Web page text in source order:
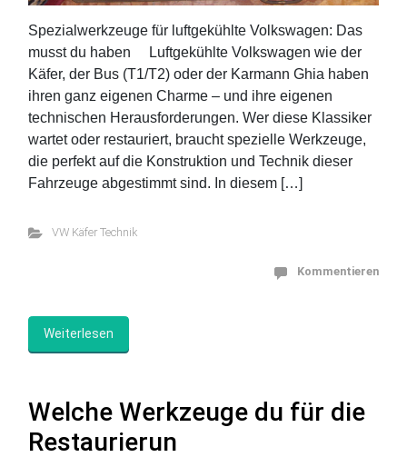
Spezialwerkzeuge für luftgekühlte Volkswagen: Das
musst du haben Luftgekühlte Volkswagen wie der
Käfer, der Bus (T1/T2) oder der Karmann Ghia haben
ihren ganz eigenen Charme – und ihre eigenen
technischen Herausforderungen. Wer diese Klassiker
wartet oder restauriert, braucht spezielle Werkzeuge,
die perfekt auf die Konstruktion und Technik dieser
Fahrzeuge abgestimmt sind. In diesem […]
VW Käfer Technik
Kommentieren
Weiterlesen
Welche Werkzeuge du für die
Restaurierun